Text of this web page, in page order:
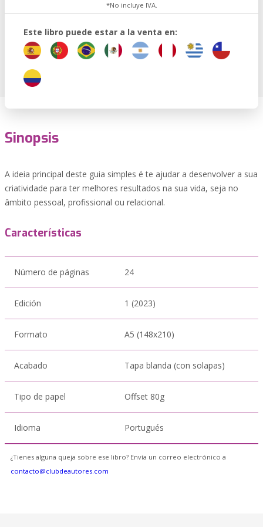
*No incluye IVA.
Este libro puede estar a la venta en:
Sinopsis
A ideia principal deste guia simples é te ajudar a desenvolver a sua
criatividade para ter melhores resultados na sua vida, seja no
âmbito pessoal, profissional ou relacional.
Características
Número de páginas 24
Edición 1 (2023)
Formato A5 (148x210)
Acabado Tapa blanda (con solapas)
Tipo de papel Offset 80g
Idioma Portugués
¿Tienes alguna queja sobre ese libro? Envía un correo electrónico a
contacto@clubdeautores.com